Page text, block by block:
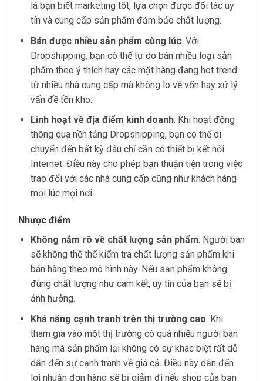
là bạn biết marketing tốt, lựa chọn được đối tác uy
tín và cung cấp sản phẩm đảm bảo chất lượng.
Bán được nhiều sản phẩm cùng lúc: Với
Dropshipping, bạn có thể tự do bán nhiều loại sản
phẩm theo ý thích hay các mặt hàng đang hot trend
từ nhiều nhà cung cấp mà không lo về vốn hay xử lý
vấn đề tồn kho.
Linh hoạt về địa điểm kinh doanh: Khi hoạt động
thông qua nền tảng Dropshipping, bạn có thể di
chuyển đến bất kỳ đâu chỉ cần có thiết bị kết nối
Internet. Điều này cho phép bạn thuận tiện trong việc
trao đổi với các nhà cung cấp cũng như khách hàng
mọi lúc mọi nơi.
Nhược điểm
Không nắm rõ về chất lượng sản phẩm: Người bán
sẽ không thể thể kiểm tra chất lượng sản phẩm khi
bán hàng theo mô hình này. Nếu sản phẩm không
đúng chất lượng như cam kết, uy tín của bạn sẽ bị
ảnh hưởng.
Khả năng cạnh tranh trên thị trường cao: Khi
tham gia vào một thị trường có quá nhiều người bán
hàng mà sản phẩm lại không có sự khác biệt rất dễ
dẫn đến sự cạnh tranh về giá cả. Điều này dẫn đến
lợi nhuận đơn hàng sẽ bị giảm đi nếu shop của bạn